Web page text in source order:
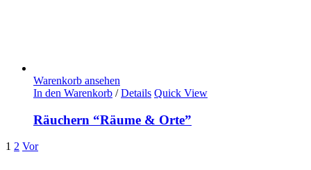
Warenkorb ansehen
In den Warenkorb / Details Quick View
Räuchern “Räume & Orte”
1 2 Vor